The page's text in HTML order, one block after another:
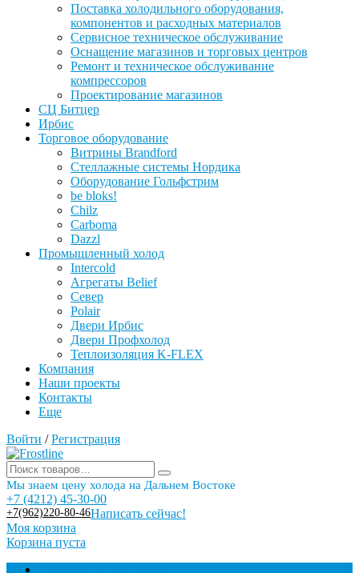
Поставка холодильного оборудования,
компонентов и расходных материалов
Сервисное техническое обслуживание
Оснащение магазинов и торговых центров
Ремонт и техническое обслуживание
компрессоров
Проектирование магазинов
СЦ Битцер
Ирбис
Торговое оборудование
Витрины Brandford
Стеллажные системы Нордика
Оборудование Гольфстрим
be bloks!
Chilz
Carboma
Dazzl
Промышленный холод
Intercold
Агрегаты Belief
Север
Polair
Двери Ирбис
Двери Профхолод
Теплоизоляция K-FLEX
Компания
Наши проекты
Контакты
Еще
Войти / Регистрация
Мы знаем цену холода на Дальнем Востоке
+7 (4212) 45-30-00
+7(962)220-80-46Написать сейчас!
Моя корзина
Корзина пуста